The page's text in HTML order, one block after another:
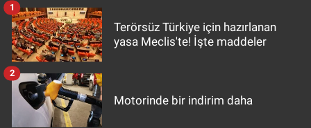
Terörsüz Türkiye için hazırlanan
yasa Meclis'te! İşte maddeler
1
Motorinde bir indirim daha
2